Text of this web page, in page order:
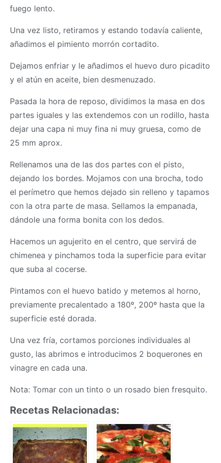
fuego lento.
Una vez listo, retiramos y estando todavía caliente,
añadimos el pimiento morrón cortadito.
Dejamos enfriar y le añadimos el huevo duro picadito
y el atún en aceite, bien desmenuzado.
Pasada la hora de reposo, dividimos la masa en dos
partes iguales y las extendemos con un rodillo, hasta
dejar una capa ni muy fina ni muy gruesa, como de
25 mm aprox.
Rellenamos una de las dos partes con el pisto,
dejando los bordes. Mojamos con una brocha, todo
el perímetro que hemos dejado sin relleno y tapamos
con la otra parte de masa. Sellamos la empanada,
dándole una forma bonita con los dedos.
Hacemos un agujerito en el centro, que servirá de
chimenea y pinchamos toda la superficie para evitar
que suba al cocerse.
Pintamos con el huevo batido y metemos al horno,
previamente precalentado a 180º, 200º hasta que la
superficie esté dorada.
Una vez fría, cortamos porciones individuales al
gusto, las abrimos e introducimos 2 boquerones en
vinagre en cada una.
Nota: Tomar con un tinto o un rosado bien fresquito.
Recetas Relacionadas: